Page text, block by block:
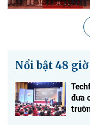
Nổi bật 48 giờ
đưa